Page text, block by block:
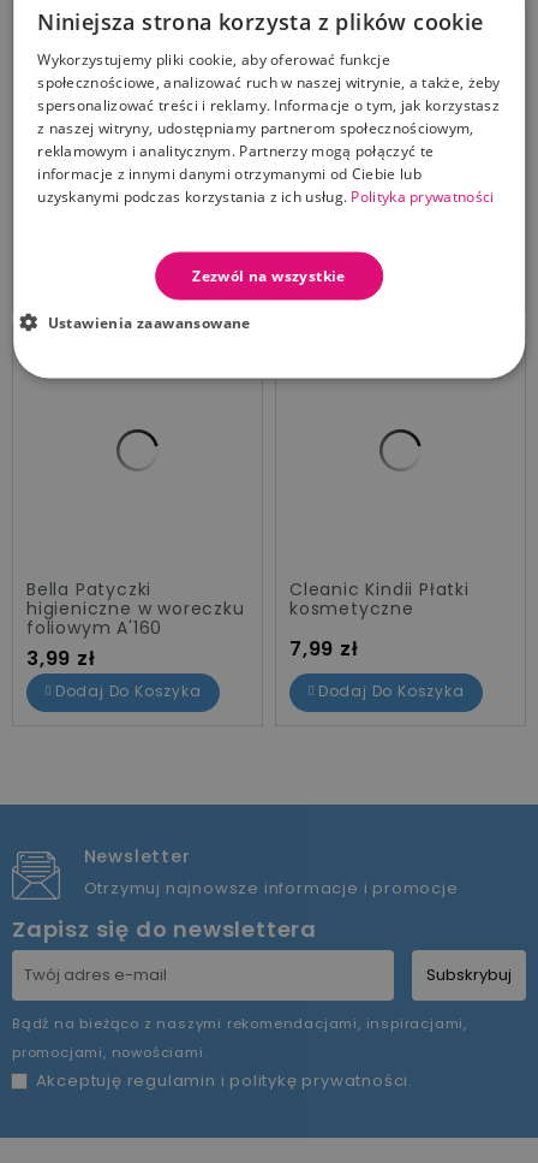
Bella Płatki
kosmetyczne okrągłe
120 szt
Dodaj Do Koszyka
Bella Patyczki
higieniczne Pudełko
200szt
6,29 zł
Dodaj Do Koszyka
Bella Patyczki
higieniczne w woreczku
foliowym A'160
Cena
3,99 zł
Dodaj Do Koszyka
Cleanic Kindii Płatki
kosmetyczne
Cena
7,99 zł
Dodaj Do Koszyka
Newsletter
Otrzymuj najnowsze informacje i promocje
Zapisz się do newslettera
Subskrybuj
Bądź na bieżąco z naszymi rekomendacjami, inspiracjami,
promocjami, nowościami.
Akceptuję regulamin i politykę prywatności.
Niniejsza strona korzysta z plików cookie
Wykorzystujemy pliki cookie, aby oferować funkcje
społecznościowe, analizować ruch w naszej witrynie, a także, żeby
spersonalizować treści i reklamy. Informacje o tym, jak korzystasz
z naszej witryny, udostępniamy partnerom społecznościowym,
reklamowym i analitycznym. Partnerzy mogą połączyć te
informacje z innymi danymi otrzymanymi od Ciebie lub
uzyskanymi podczas korzystania z ich usług. Polityka prywatności
Zezwól na wszystkie
Ustawienia zaawansowane